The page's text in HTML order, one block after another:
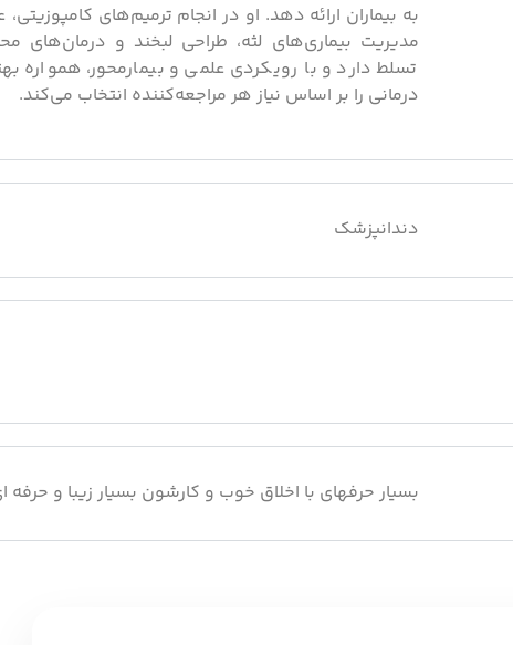
به بیماران ارائه دهد. او در انجام ترمیم‌های
مدیریت بیماری‌های لثه، طراحی لبخند و درمان‌های
تسلط دارد و با رویکردی علمی و بیمارمحور، همواره
درمانی را بر اساس نیاز هر مراجعه‌کننده انتخاب می‌کند.
دندانپزشک
بسیار حرفهای با اخلاق خوب و کارشون بسیار زیبا و حرفه